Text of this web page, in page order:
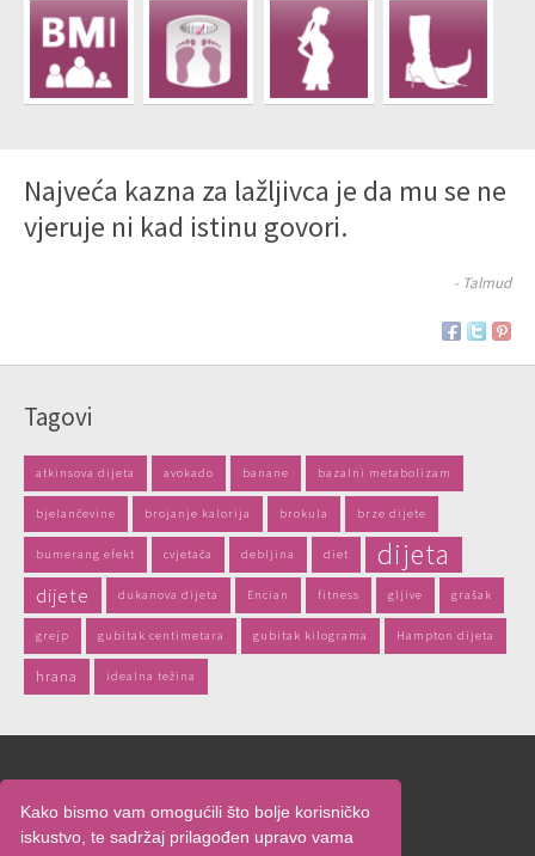
Kako bismo vam omogućili što bolje korisničko
iskustvo, te sadržaj prilagođen upravo vama
Najveća kazna za lažljivca je da mu se ne
vjeruje ni kad istinu govori.
- Talmud
Tagovi
atkinsova dijeta avokado banane bazalni metabolizam
bjelančevine brojanje kalorija brokula brze dijete
bumerang efekt cvjetača debljina diet dijeta
dijete dukanova dijeta Encian fitness gljive grašak
grejp gubitak centimetara gubitak kilograma Hampton dijeta
hrana idealna težina